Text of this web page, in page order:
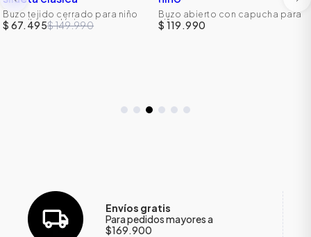
Buzo tejido cerrado para niño
con silueta clásica
$ 67.495$ 149.990
Buzo abierto con capucha para
niño
$ 119.990
Envíos gratis
Para pedidos mayores a
$169.900